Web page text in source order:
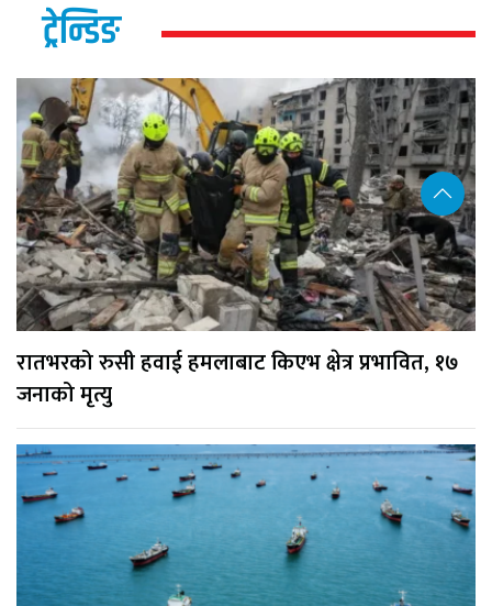
ट्रेन्डिङ
रातभरको रुसी हवाई हमलाबाट किएभ क्षेत्र प्रभावित, १७
जनाको मृत्यु